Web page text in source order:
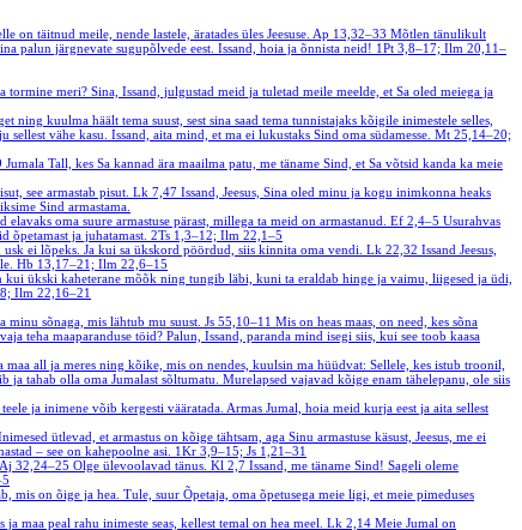
on täitnud meile, nende lastele, äratades üles Jeesuse. Ap 13,32–33 Mõtlen tänulikult
palun järgnevate sugupõlvede eest. Issand, hoia ja õnnista neid! 1Pt 3,8–17; Ilm 20,11–
meri? Sina, Issand, julgustad meid ja tuletad meile meelde, et Sa oled meiega ja
ning kuulma häält tema suust, sest sina saad tema tunnistajaks kõigile inimestele selles,
vähe kasu. Issand, aita mind, et ma ei lukustaks Sind oma südamesse. Mt 25,14–20;
Jumala Tall, kes Sa kannad ära maailma patu, me täname Sind, et Sa võtsid kanda ka meie
see armastab pisut. Lk 7,47 Issand, Jeesus, Sina oled minu ja kogu inimkonna heaks
Sind armastama.
oma suure armastuse pärast, millega ta meid on armastanud. Ef 2,4–5 Usurahvas
õpetamast ja juhatamast. 2Ts 1,3–12; Ilm 22,1–5
usk ei lõpeks. Ja kui sa ükskord pöördud, siis kinnita oma vendi. Lk 22,32 Issand Jeesus,
Hb 13,17–21; Ilm 22,6–15
kui ükski kaheterane mõõk ning tungib läbi, kuni ta eraldab hinge ja vaimu, liigesed ja üdi,
Ilm 22,16–21
minu sõnaga, mis lähtub mu suust. Js 55,10–11 Mis on heas maas, on need, kes sõna
teha maaparanduse töid? Palun, Issand, paranda mind isegi siis, kui see toob kaasa
maa all ja meres ning kõike, mis on nendes, kuulsin ma hüüdvat: Sellele, kes istub troonil,
tahab olla oma Jumalast sõltumatu. Murelapsed vajavad kõige enam tähelepanu, ole siis
ja inimene võib kergesti vääratada. Armas Jumal, hoia meid kurja eest ja aita sellest
ütlevad, et armastus on kõige tähtsam, aga Sinu armastuse käsust, Jeesus, me ei
– see on kahepoolne asi. 1Kr 3,9–15; Js 1,21–31
32,24–25 Olge ülevoolavad tänus. Kl 2,7 Issand, me täname Sind! Sageli oleme
mis on õige ja hea. Tule, suur Õpetaja, oma õpetusega meie ligi, et meie pimeduses
maa peal rahu inimeste seas, kellest temal on hea meel. Lk 2,14 Meie Jumal on